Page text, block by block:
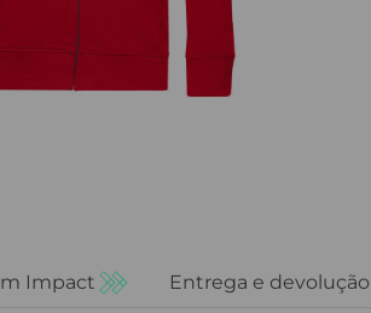
Impact Entrega e devolução